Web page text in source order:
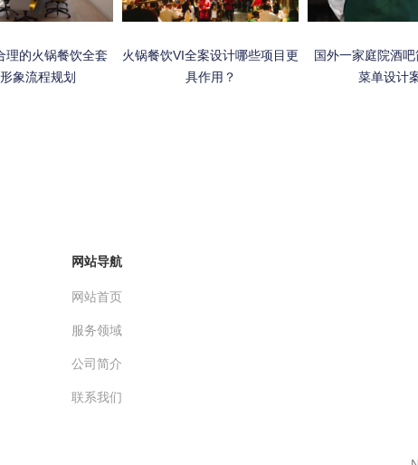
理的火锅餐饮全套
象流程规划
火锅餐饮VI全案设计哪些项目更
具作用？
国外一家庭院酒
菜单设计
网站导航
网站首页
服务领域
公司简介
联系我们